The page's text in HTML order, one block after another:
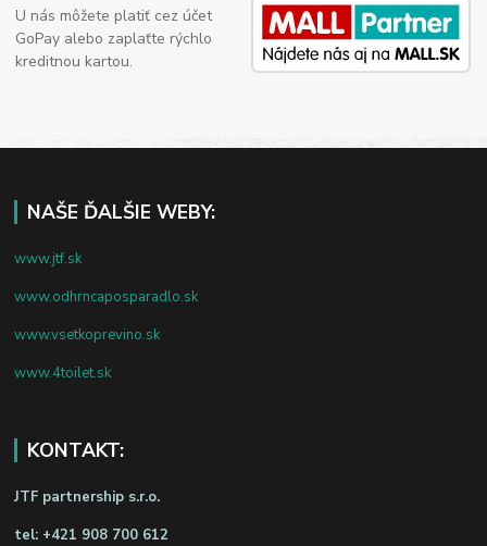
U nás môžete platiť cez účet
GoPay alebo zaplaťte rýchlo
kreditnou kartou.
NAŠE ĎALŠIE WEBY:
www.jtf.sk
www.odhrncaposparadlo.sk
www.vsetkoprevino.sk
www.4toilet.sk
KONTAKT:
JTF partnership s.r.o.
tel: +421 908 700 612